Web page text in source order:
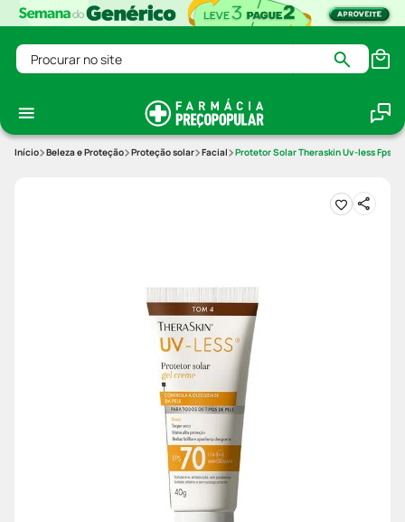
Procurar no site
Beleza e Proteção Proteção solar Facial Protetor Solar Theraskin Uv-less Fps70